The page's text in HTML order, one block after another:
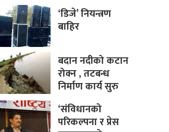
‘डिजे’ नियन्त्रण
बाहिर
बदान नदीको कटान
रोक्न , तटबन्ध
निर्माण कार्य सुरु
‘संविधानको
परिकल्पना र प्रेस